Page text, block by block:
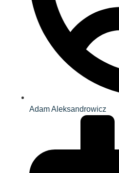
Adam Aleksandrowicz